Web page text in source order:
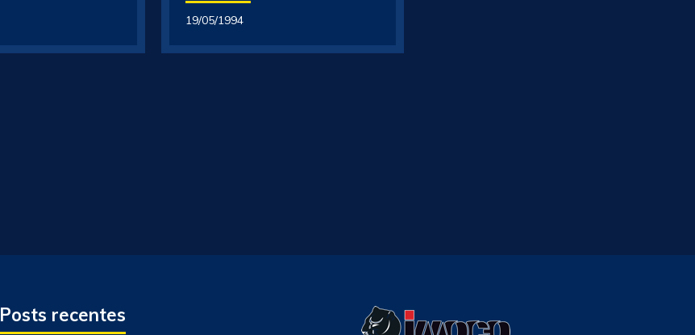
19/05/1994
Posts recentes